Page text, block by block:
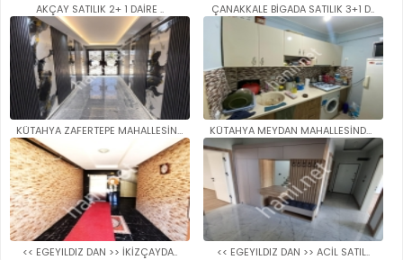
AKÇAY SATILIK 2+ 1 DAİRE .. ÇANAKKALE BİGADA SATILIK 3+1 D..
KÜTAHYA ZAFERTEPE MAHALLESİNDE.. KÜTAHYA MEYDAN MAHALLESİNDE SA..
<< EGEYILDIZ DAN >> İKİZÇAYDA.. << EGEYILDIZ DAN >> ACİL SATIL..